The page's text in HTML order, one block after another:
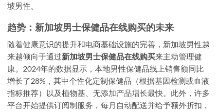
坡男性。
趋势：新加坡男士保健品在线购买的未来
随着健康意识的提升和电商基础设施的完善，新加坡男性越
来越倾向于通过新加坡男士保健品在线购买来主动管理健
康。2024年的数据显示，本地男性保健品线上销售额同比
增长了28%，其中个性化定制保健品（根据基因检测或血液
指标推荐）以及植物基、无添加产品增长最快。此外，许多
平台开始提供订阅制服务，每月自动配送并给予额外折扣，